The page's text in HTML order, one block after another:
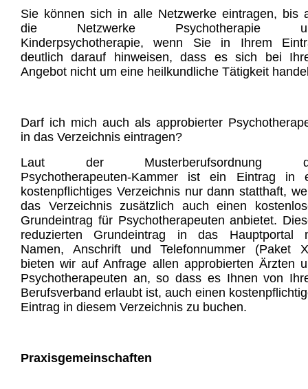
Sie können sich in alle Netzwerke eintragen, bis
die Netzwerke Psychotherapie
Kinderpsychotherapie, wenn Sie in Ihrem
deutlich darauf hinweisen, dass es sich bei
Angebot nicht um eine heilkundliche Tätigkeit
Darf ich mich auch als approbierter
in das Verzeichnis eintragen?
Laut der Musterberufsordnung
Psychotherapeuten-Kammer ist ein Eintrag in
kostenpflichtiges Verzeichnis nur dann statthaft,
das Verzeichnis zusätzlich auch einen
Grundeintrag für Psychotherapeuten anbietet.
reduzierten Grundeintrag in das Hauptportal
Namen, Anschrift und Telefonnummer (Paket
bieten wir auf Anfrage allen approbierten Ärzten
Psychotherapeuten an, so dass es Ihnen von
Berufsverband erlaubt ist, auch einen
Eintrag in diesem Verzeichnis zu buchen.
Praxisgemeinschaften